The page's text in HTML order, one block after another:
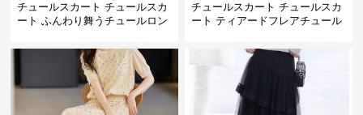
チュールスカート チュールスカ
ート ふんわり舞うチュールロン
チュールスカート チュールスカ
ート ティアードフレアチュール